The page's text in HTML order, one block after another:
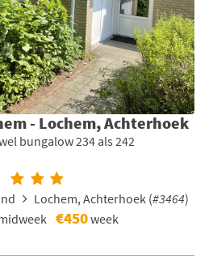
- Lochem, Achterhoek
bungalow 234 als 242
Lochem, Achterhoek (#3464)
€450week